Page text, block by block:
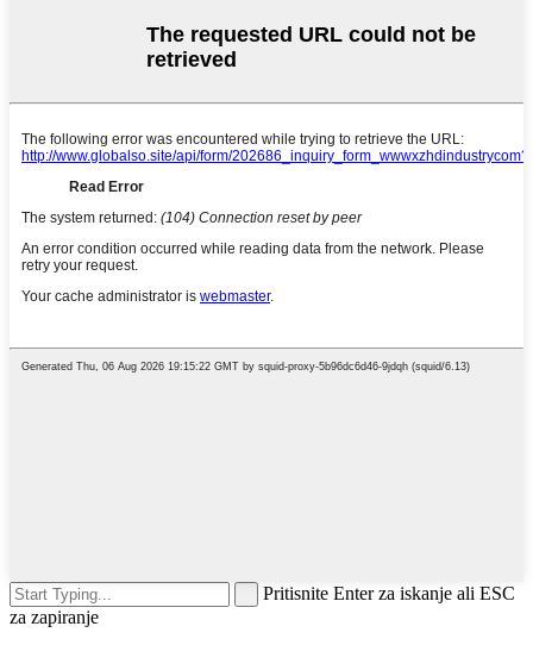
Pritisnite Enter za iskanje ali ESC
za zapiranje